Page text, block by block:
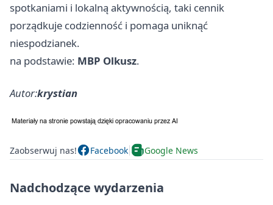
spotkaniami i lokalną aktywnością, taki cennik
porządkuje codzienność i pomaga uniknąć
niespodzianek.
na podstawie: MBP Olkusz.
Autor:krystian
Zaobserwuj nas! Facebook Google News
Nadchodzące wydarzenia